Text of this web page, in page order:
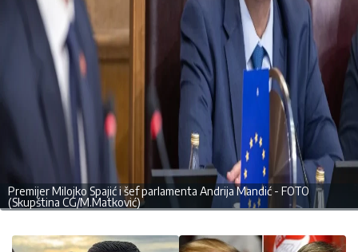
Premijer Milojko Spajić i šef parlamenta Andrija Mandić - FOTO
(Skupština CG/M.Matković)